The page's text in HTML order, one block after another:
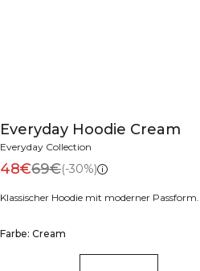
Everyday Hoodie Cream
Everyday Collection
48€69€(-30%)
Klassischer Hoodie mit moderner Passform.
Farbe: Cream